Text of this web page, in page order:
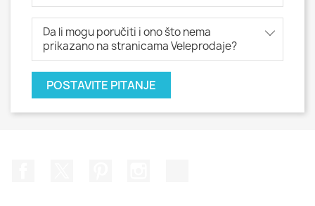
Da li mogu poručiti i ono što nema
prikazano na stranicama Veleprodaje?
POSTAVITE PITANJE